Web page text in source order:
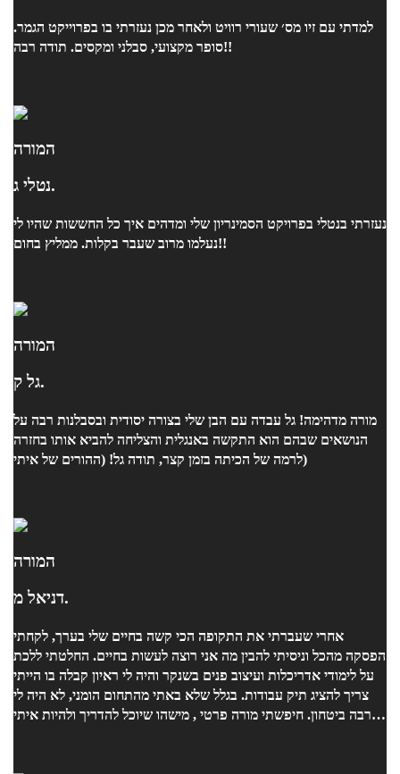
למדתי עם זיו מס׳ שעורי רוויט ולאחר מכן נעזרתי בו בפרוייקט הגמר.
סופר מקצועי, סבלני ומקסים. תודה רבה!!
המורה
נטלי ג.
נעזרתי בנטלי בפרויקט הסמינריון שלי ומדהים איך כל החששות שהיו לי
נעלמו מרוב שעבר בקלות. ממליץ בחום!!
המורה
גל ק.
מורה מדהימה! גל עבדה עם הבן שלי בצורה יסודית ובסבלנות רבה על
הנושאים שבהם הוא התקשה באנגלית והצליחה להביא אותו בחזרה
לרמה של הכיתה בזמן קצר, תודה גל! (ההורים של איתי)
המורה
דניאל מ.
אחרי שעברתי את התקופה הכי קשה בחיים שלי בערך, לקחתי
הפסקה מהכל וניסיתי להבין מה אני רוצה לעשות בחיים. החלטתי ללכת
על לימודי אדריכלות ועיצוב פנים בשנקר והיה לי ראיון קבלה בו הייתי
צריך להציג תיק עבודות. בגלל שלא באתי מהתחום הומני, לא היה לי
הרבה ביטחון. חיפשתי מורה פרטי , מישהו שיוכל להדריך ולהיות איתי